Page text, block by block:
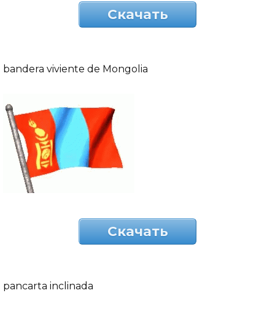
Скачать
bandera viviente de Mongolia
Скачать
pancarta inclinada